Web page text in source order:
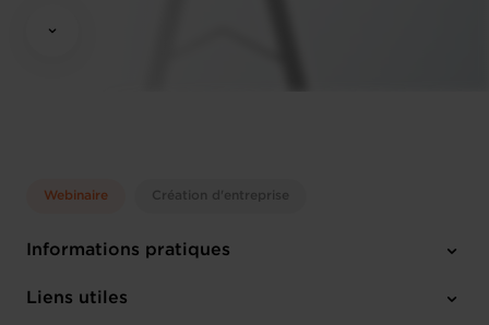
Webinaire Création d'entreprise
Informations pratiques
Mardi 21 Oct 2025
Liens utiles